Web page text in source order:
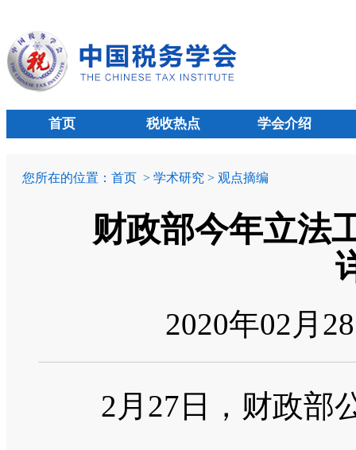
首页 税收热点 学会介绍
您所在的位置： 首页 > 学术研究 > 观点摘编
财政部今年立法
2020年02月
2月27日，财政部